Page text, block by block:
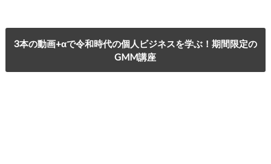
3本の動画+αで令和時代の個人ビジネスを学ぶ！期間限定の
GMM講座